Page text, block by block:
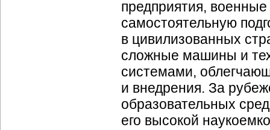
предприятия,
самостоятельную
в цивилизованных
сложные машины и
системами,
и внедрения. За
образовательных
его высокой